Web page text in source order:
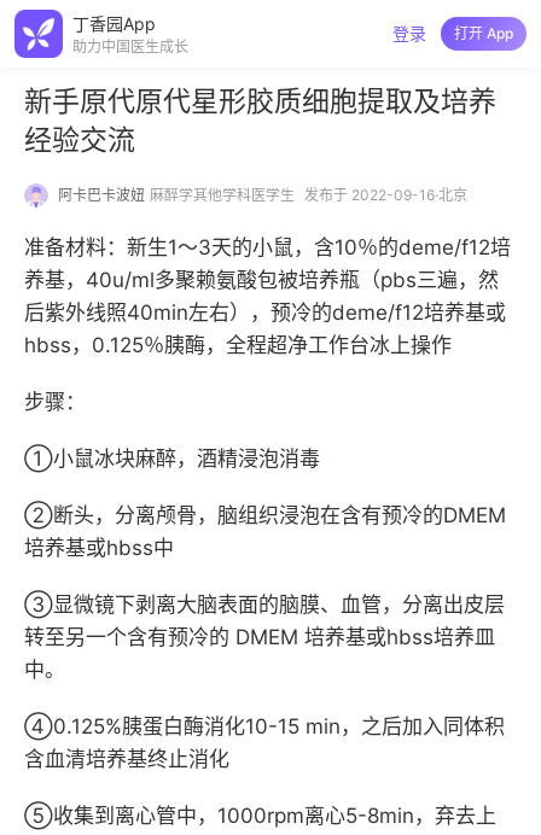
丁香园App
助力中国医生成长
登录 打开 App
新手原代原代星形胶质细胞提取及培养
经验交流
阿卡巴卡波妞 麻醉学其他学科医学生 发布于 2022-09-16·北京
准备材料：新生1～3天的小鼠，含10％的deme/f12培
养基，40u/ml多聚赖氨酸包被培养瓶（pbs三遍，然
后紫外线照40min左右），预冷的deme/f12培养基或
hbss，0.125％胰酶，全程超净工作台冰上操作
步骤：
①小鼠冰块麻醉，酒精浸泡消毒
②断头，分离颅骨，脑组织浸泡在含有预冷的DMEM
培养基或hbss中
③显微镜下剥离大脑表面的脑膜、血管，分离出皮层
转至另一个含有预冷的 DMEM 培养基或hbss培养皿
中。
④0.125%胰蛋白酶消化10-15 min，之后加入同体积
含血清培养基终止消化
⑤收集到离心管中，1000rpm离心5-8min，弃去上